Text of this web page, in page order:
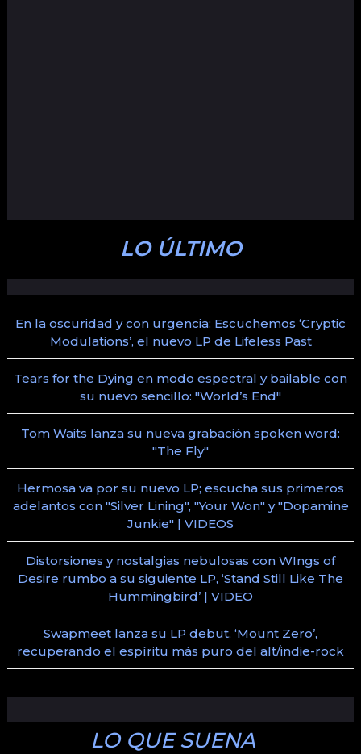
LO ÚLTIMO
En la oscuridad y con urgencia: Escuchemos ‘Cryptic
Modulations’, el nuevo LP de Lifeless Past
Tears for the Dying en modo espectral y bailable con
su nuevo sencillo: "World’s End"
Tom Waits lanza su nueva grabación spoken word:
"The Fly"
Hermosa va por su nuevo LP; escucha sus primeros
adelantos con "Silver Lining", "Your Won" y "Dopamine
Junkie" | VIDEOS
Distorsiones y nostalgias nebulosas con WIngs of
Desire rumbo a su siguiente LP, ‘Stand Still Like The
Hummingbird’ | VIDEO
Swapmeet lanza su LP debut, ‘Mount Zero’,
recuperando el espíritu más puro del alt/indie-rock
LO QUE SUENA